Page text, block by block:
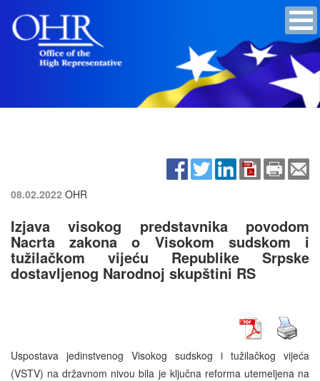
08.02.2022 OHR
Izjava visokog predstavnika povodom
Nacrta zakona o Visokom sudskom i
tužilačkom vijeću Republike Srpske
dostavljenog Narodnoj skupštini RS
Uspostava jedinstvenog Visokog sudskog i tužilačkog vijeća
(VSTV) na državnom nivou bila je ključna reforma utemeljena na